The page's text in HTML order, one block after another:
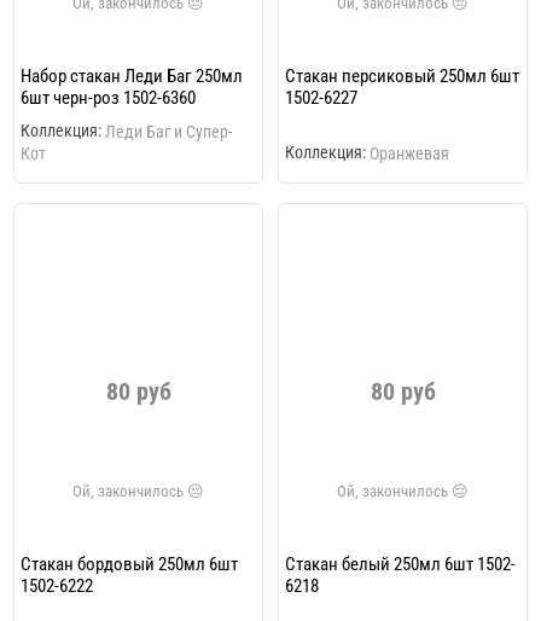
Набор стакан Леди Баг 250мл
6шт черн-роз 1502-6360
Коллекция: Леди Баг и Супер-
Кот
Стакан персиковый 250мл 6шт
1502-6227
Коллекция: Оранжевая
80 руб
Стакан бордовый 250мл 6шт
1502-6222
80 руб
Стакан белый 250мл 6шт 1502-
6218